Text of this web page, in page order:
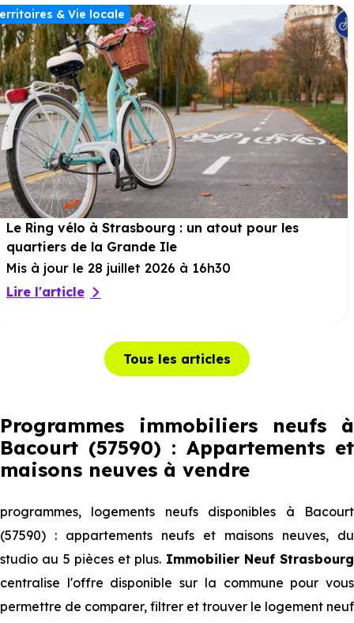
& Vie locale
Le Ring vélo à Strasbourg : un atout pour les
quartiers de la Grande Ile
Mis à jour le 28 juillet 2026 à 16h30
Lire l'article
Tous les articles
Programmes immobiliers neufs à
Bacourt (57590) : Appartements et
maisons neuves à vendre
programmes, logements neufs disponibles à Bacourt
(57590) : appartements neufs et maisons neuves, du
studio au 5 pièces et plus. Immobilier Neuf Strasbourg
centralise l'offre disponible sur la commune pour vous
permettre de comparer, filtrer et trouver le logement neuf